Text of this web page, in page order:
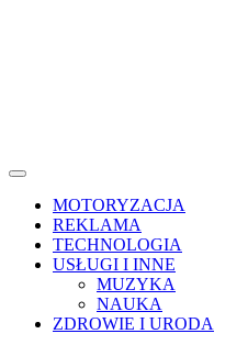
Menu
MOTORYZACJA
REKLAMA
TECHNOLOGIA
USŁUGI I INNE
MUZYKA
NAUKA
ZDROWIE I URODA